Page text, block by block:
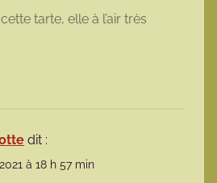
tarte, elle à l’air très
dit :
à 18 h 57 min